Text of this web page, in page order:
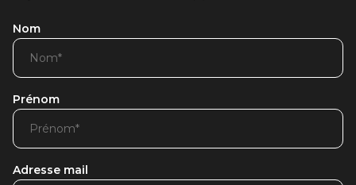
Nom
Prénom
Adresse mail